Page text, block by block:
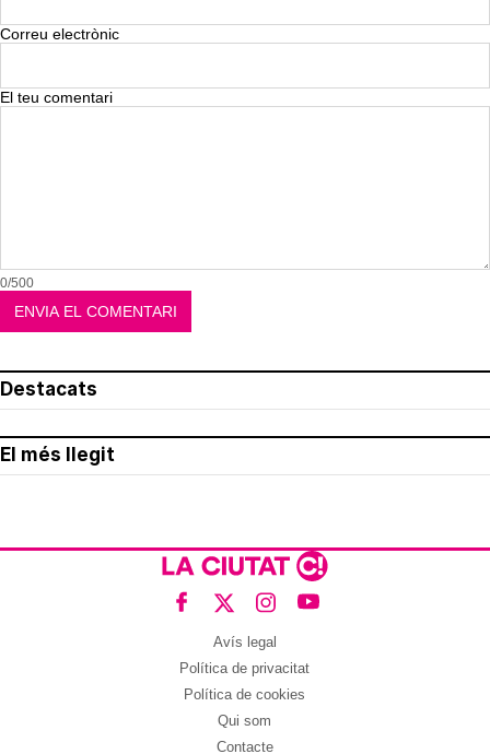
Correu electrònic
El teu comentari
0/500
Destacats
El més llegit
Avís legal
Política de privacitat
Política de cookies
Qui som
Contacte